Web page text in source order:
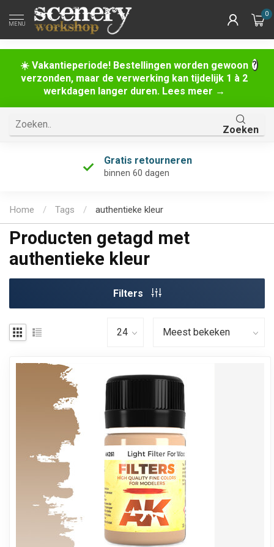
☀️ Vakantieperiode! Bestellingen worden gewoon
verzonden, maar de verwerking kan tijdelijk 1 à 2
werkdagen langer duren. Lees meer →
MENU
0
Zoeken
Gratis retourneren
binnen 60 dagen
Home / Tags / authentieke kleur
Producten getagd met
authentieke kleur
Filters